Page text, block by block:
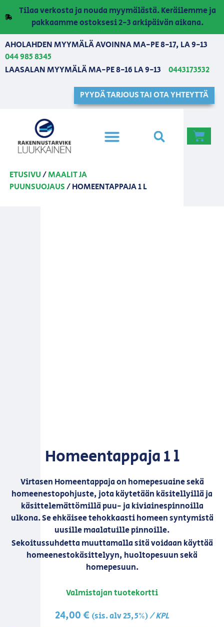
Tilaa verkosta ja nouda myymälästä. Keräilemme ja
pakkaamme ostoksesi 2-3 arkipäivän aikana.
AHOLAHDEN MYYMÄLÄ AVOINNA MA-PE 8-17, LA 9-13
044 985 8345
LAASALAN MYYMÄLÄ MA-PE 8-16 LA 9-13
0443173532
PYYDÄ TARJOUS TAI OTA YHTEYTTÄ
ETUSIVU/MAALIT JA
PUUNSUOJAUS/ HOMEENTAPPAJA 1 L
Homeentappaja 1 l
Virtasen Homeentappaja on homepesuaine sekä
homeenestopohjuste, jota käytetään käsitellyillä ja
käsittelemättömillä puu- ja kiviainespinnoilla
ulkona. Se ehkäisee tehokkaasti homeen syntymistä
uusille maalatuille pinnoille.
Sekoitussuhdetta muuttamalla sitä voidaan käyttää
homeenestokäsittelyyn, huoltopesuun sekä
homepesuun.
Valmistajan tuotekortti
24,00€ (sis. alv 25,5%)/ KPL